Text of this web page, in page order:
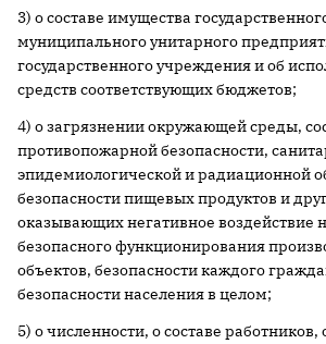
3) о составе имущества
муниципального унитарного
государственного учреждения и об
средств соответствующих бюджетов;
4) о загрязнении окружающей среды,
противопожарной безопасности,
эпидемиологической и радиационной
безопасности пищевых продуктов и
оказывающих негативное воздействие
безопасного функционирования
объектов, безопасности каждого
безопасности населения в целом;
5) о численности, о составе